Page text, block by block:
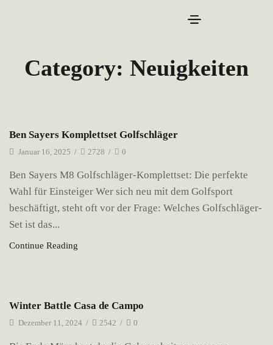
Category: Neuigkeiten
Ben Sayers Komplettset Golfschläger
Januar 16, 2025 / 2728 / 0
Ben Sayers M8 Golfschläger-Komplettset: Die perfekte
Wahl für Einsteiger Wer sich neu mit dem Golfsport
beschäftigt, steht oft vor der Frage: Welches Golfschläger-
Set ist das...
Continue Reading
Winter Battle Casa de Campo
Dezember 11, 2024 / 2542 / 0